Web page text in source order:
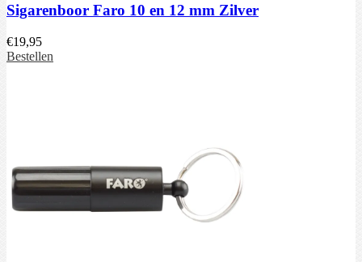
Sigarenboor Faro 10 en 12 mm Zilver
€19,95
Bestellen